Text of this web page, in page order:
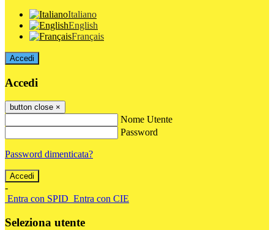
Italiano
English
Français
Accedi
Accedi
button close ×
Nome Utente
Password
Password dimenticata?
-
Entra con SPID Entra con CIE
Seleziona utente